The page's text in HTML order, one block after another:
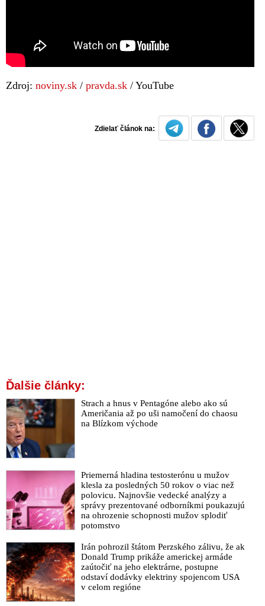
Zdroj: noviny.sk / pravda.sk / YouTube
Zdielať článok na:
Ďalšie články:
Strach a hnus v Pentagóne alebo ako sú
Američania až po uši namočení do chaosu
na Blízkom východe
Priemerná hladina testosterónu u mužov
klesla za posledných 50 rokov o viac než
polovicu. Najnovšie vedecké analýzy a
správy prezentované odborníkmi poukazujú
na ohrozenie schopnosti mužov splodiť
potomstvo
Irán pohrozil štátom Perzského zálivu, že ak
Donald Trump prikáže americkej armáde
zaútočiť na jeho elektrárne, postupne
odstaví dodávky elektriny spojencom USA
v celom regióne